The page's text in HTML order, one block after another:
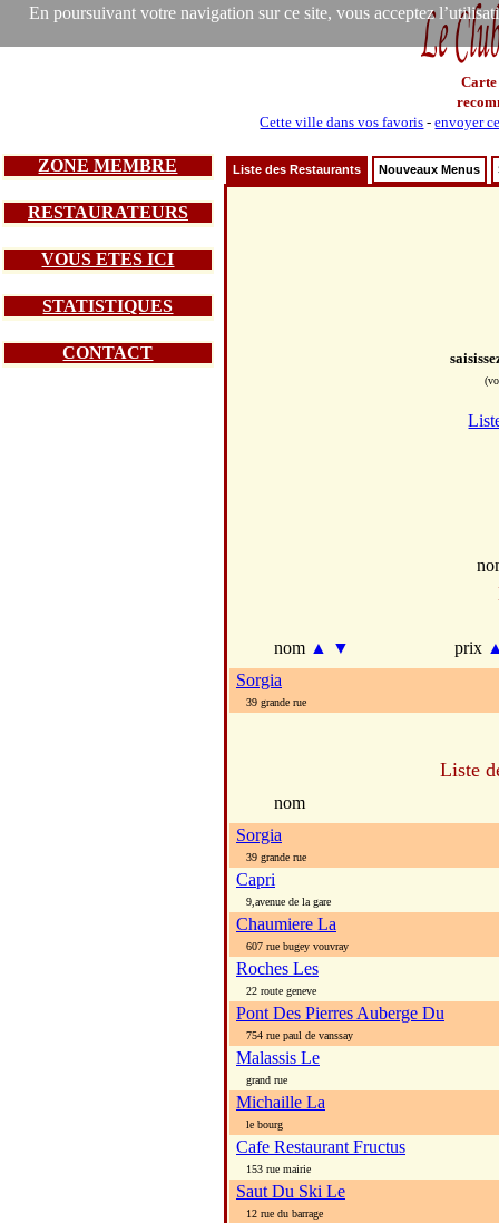
En poursuivant votre navigation sur ce site, vous acceptez
Carte
Cette ville dans vos favoris -envoyer
ZONE MEMBRE
RESTAURATEURS
VOUS ETES ICI
STATISTIQUES
CONTACT
Liste des Restaurants Nouveaux Menus
nom ▲ ▼ prix
Sorgia
39 grande rue
Liste
nom
Sorgia
39 grande rue
Capri
9,avenue de la gare
Chaumiere La
607 rue bugey vouvray
Roches Les
22 route geneve
Pont Des Pierres Auberge Du
754 rue paul de vanssay
Malassis Le
grand rue
Michaille La
le bourg
Cafe Restaurant Fructus
153 rue mairie
Saut Du Ski Le
12 rue du barrage